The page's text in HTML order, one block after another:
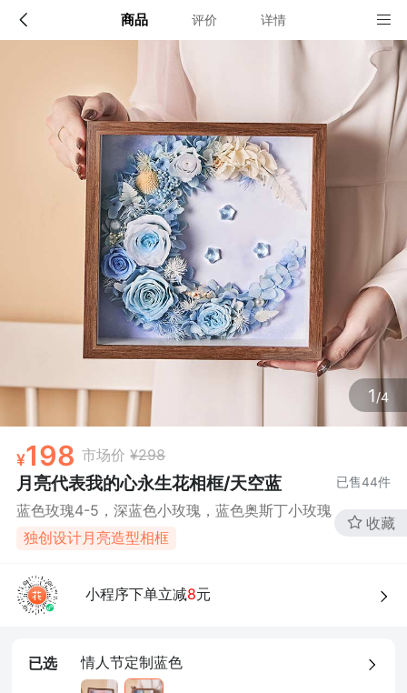
商品 评价 详情
1/4
198 市场价 ¥298
月亮代表我的心永生花相框/天空蓝 已售44件
蓝色玫瑰4-5，深蓝色小玫瑰，蓝色奥斯丁小玫瑰
独创设计月亮造型相框
收藏
小程序下单立减8元
已选 情人节定制蓝色
配送说明
顺丰深圳发货, 全国可达, 包邮!
确定
店铺信息
该地区暂无配送门店
确定